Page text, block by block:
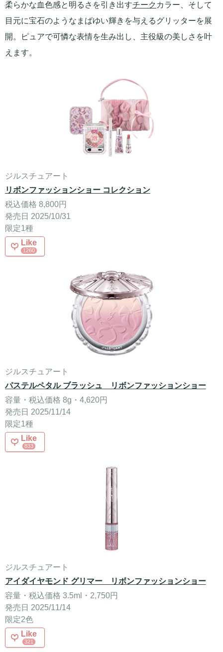
柔らかな血色感と明るさを引き出すチーク カラー、そして
目元に宝石のようなまばゆい輝きを与えるグリッターを展
開。ピュアで可憐な表情を生み出し、主役級の美しさを叶
えます。
ジルスチュアート
リボンファッションショー コレクション
税込価格 8,800円
発売日 2025/10/31
限定1種
Like
1260
ジルスチュアート
パステルペタル ブラッシュ リボンファッションショー
容量・税込価格 8g・4,620円
発売日 2025/11/14
限定1種
Like
833
ジルスチュアート
アイダイヤモンド グリマー リボンファッションショー
容量・税込価格 3.5ml・2,750円
発売日 2025/11/14
限定2色
Like
321